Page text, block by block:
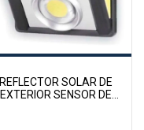
REFLECTOR SOLAR DE
EXTERIOR SENSOR DE